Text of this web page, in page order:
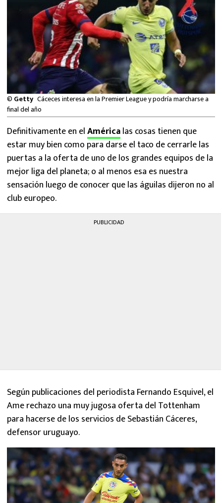
FUTBOL ESTUFA
FÓRMULA 1
BOXEO
LIGA MX
NFL
© Getty Cáceces interesa en la Premier League y podría marcharse a
final del año
Definitivamente en elAméricalas cosas tienen que
estar muy bien como para darse el taco de cerrarle las
puertas a la oferta de uno de los grandes equipos de la
mejor liga del planeta; o al menos esa es nuestra
sensación luego de conocer que las águilas dijeron no al
club europeo.
PUBLICIDAD
Según publicaciones del periodista Fernando Esquivel, el
Ame rechazo una muy jugosa oferta del Tottenham
para hacerse de los servicios de Sebastián Cáceres,
defensor uruguayo.